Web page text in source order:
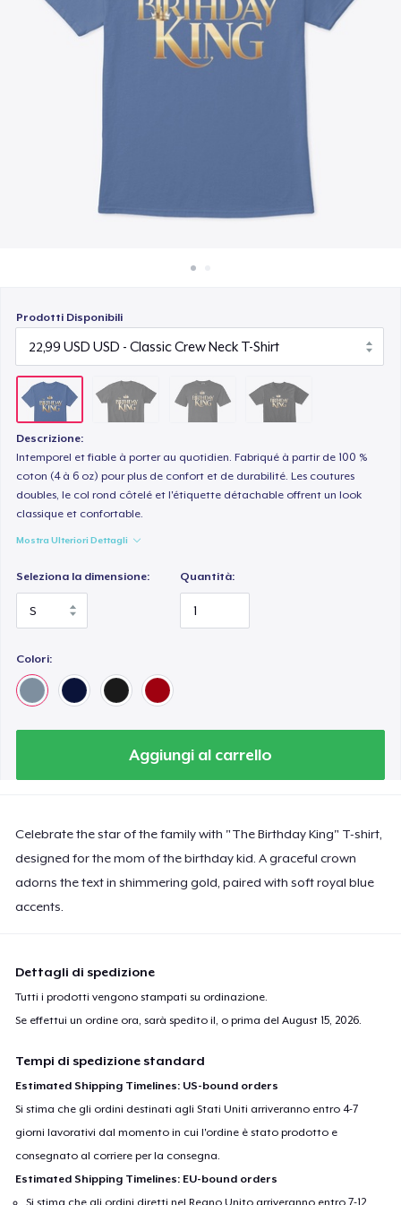
Vendi ovunque
Prodotti Disponibili
Descrizione:
Intemporel et fiable à porter au quotidien. Fabriqué à partir de 100 %
coton (4 à 6 oz) pour plus de confort et de durabilité. Les coutures
doubles, le col rond côtelé et l'étiquette détachable offrent un look
classique et confortable.
Mostra Ulteriori Dettagli
Seleziona la dimensione: Quantità:
Colori:
Aggiungi al carrello
Celebrate the star of the family with "The Birthday King" T-shirt,
designed for the mom of the birthday kid. A graceful crown
adorns the text in shimmering gold, paired with soft royal blue
accents.
Dettagli di spedizione
Tutti i prodotti vengono stampati su ordinazione.
Se effettui un ordine ora, sarà spedito il, o prima delAugust 15, 2026.
Tempi di spedizione standard
Estimated Shipping Timelines: US-bound orders
Si stima che gli ordini destinati agli Stati Uniti arriveranno entro 4-7
giorni lavorativi dal momento in cui l'ordine è stato prodotto e
consegnato al corriere per la consegna.
Estimated Shipping Timelines: EU-bound orders
Si stima che gli ordini diretti nel Regno Unito arriveranno entro 7-12
24,99 USD